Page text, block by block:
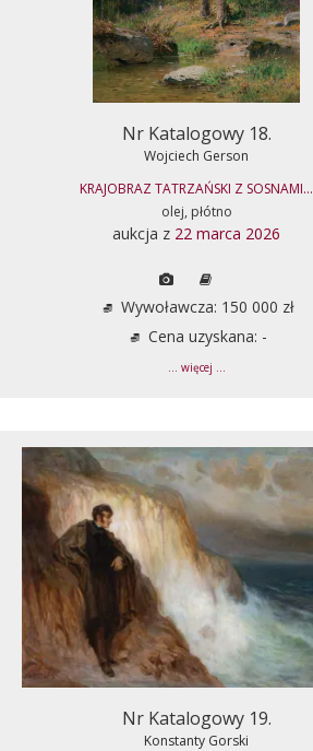
Nr Katalogowy 18.
Wojciech Gerson
KRAJOBRAZ TATRZAŃSKI Z SOSNAMI...
olej, płótno
aukcja z 22 marca 2026
Wywoławcza: 150 000 zł
Cena uzyskana: -
... więcej ...
Nr Katalogowy 19.
Konstanty Gorski